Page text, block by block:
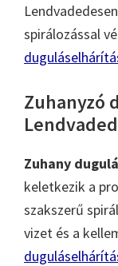
spirálozással
Zuhanyzó
Zuhany
keletkezik a
szakszerű
vizet és a